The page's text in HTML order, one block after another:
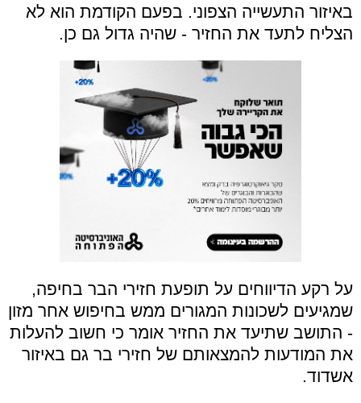
באיזור התעשייה הצפוני. בפעם הקודמת הוא לא
הצליח לתעד את החזיר - שהיה גדול גם כן.
על רקע הדיווחים על תופעת חזירי הבר בחיפה,
שמגיעים לשכונות המגורים ממש בחיפוש אחר מזון
- התושב שתיעד את החזיר אומר כי חשוב להעלות
את המודעות להמצאותם של חזירי בר גם באיזור
אשדוד.